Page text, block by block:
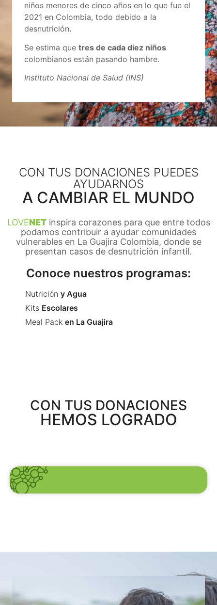
niños menores de cinco años en lo que fue el
2021 en Colombia, todo debido a la
desnutrición.
Se estima que tres de cada diez niños
colombianos están pasando hambre.
Instituto Nacional de Salud (INS)
CON TUS DONACIONES PUEDES
AYUDARNOS
A CAMBIAR EL MUNDO
LOVENETinspira corazones para que entre todos
podamos contribuir a ayudar comunidades
vulnerables en La Guajira Colombia, donde se
presentan casos de desnutrición infantil.
Conoce nuestros programas:
Nutrición y Agua
Kits Escolares
Meal Pack en La Guajira
CON TUS DONACIONES
HEMOS LOGRADO